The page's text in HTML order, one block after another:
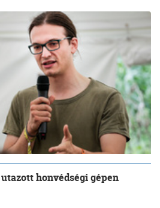
honvédségi gépen